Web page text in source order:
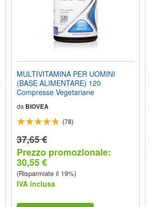
MULTIVITAMINA PER UOMINI
(BASE ALIMENTARE) 120
Compresse Vegetariane
da BIOVEA
(78)
37,65 €
Prezzo promozionale:
30,55 €
(Risparmiate il 19%)
IVA inclusa